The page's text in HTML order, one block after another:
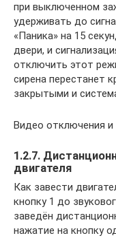
при выключенном
удерживать до
«Паника» на 15
двери, и
отключить этот
сирена перестанет
закрытыми и
Видео отключения
1.2.7.
двигателя
Как завести
кнопку 1 до
заведён
нажатие на кнопку